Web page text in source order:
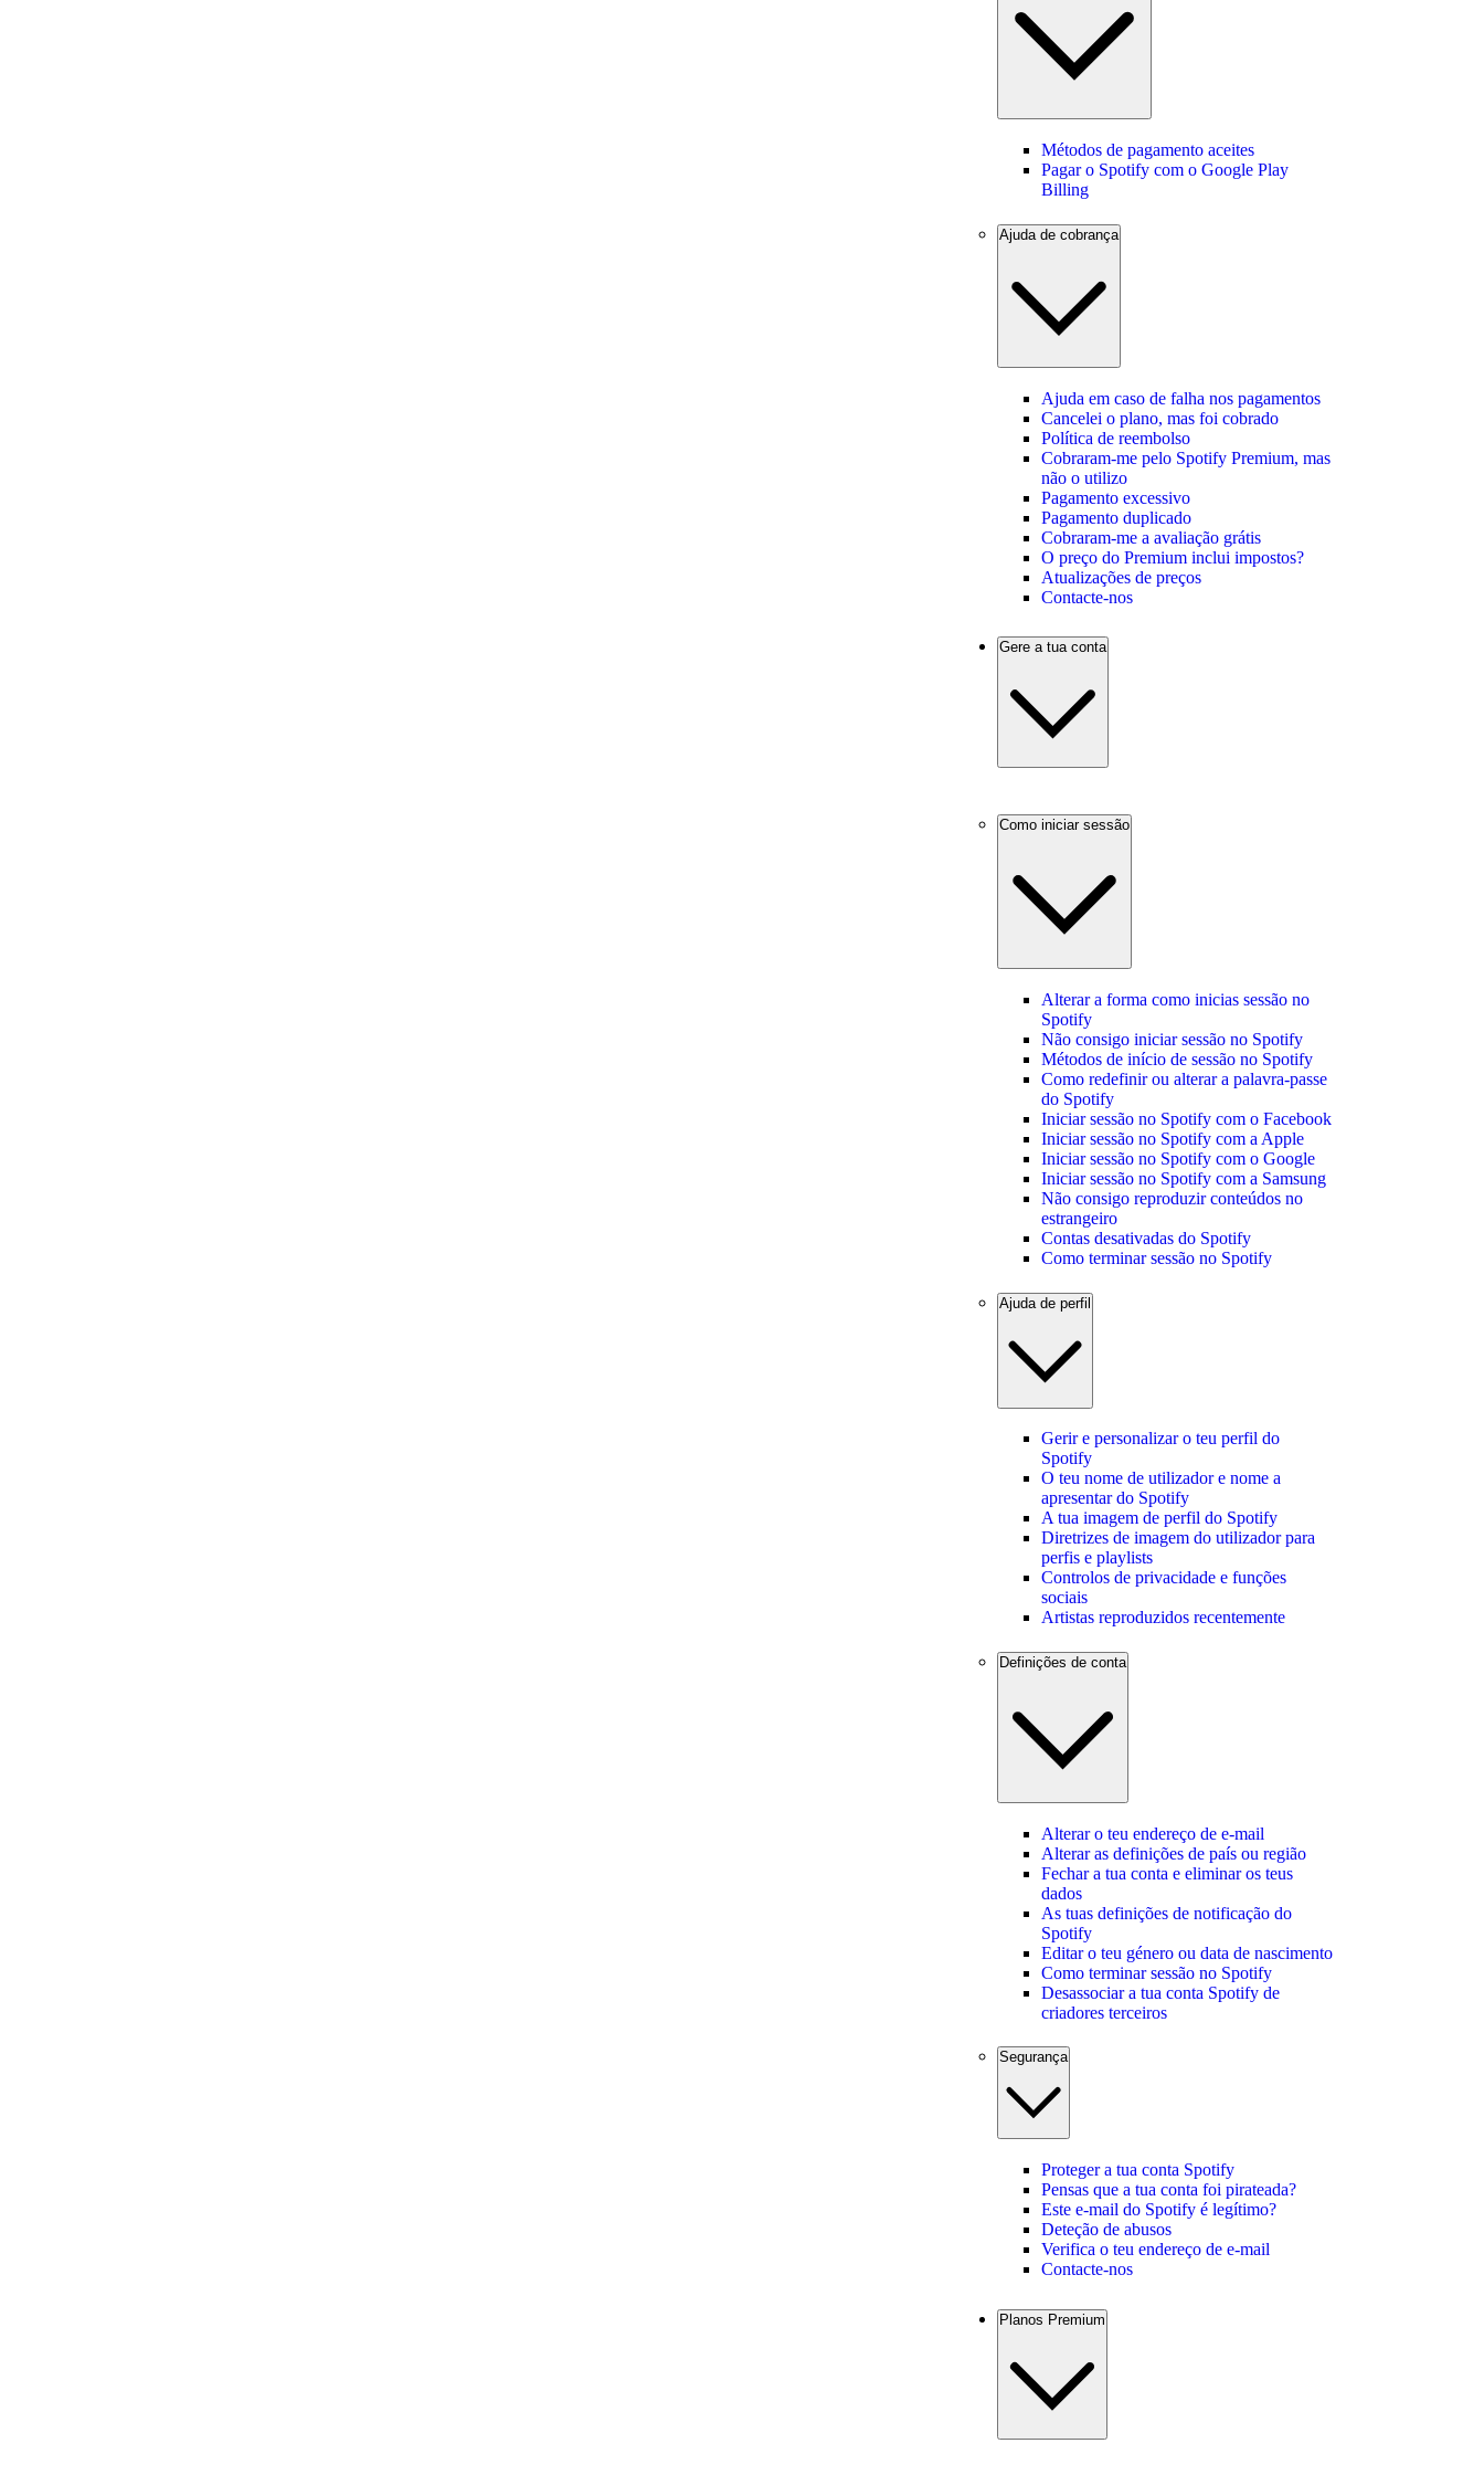
Métodos de pagamento aceites
Pagar o Spotify com o Google Play
Billing
Ajuda de cobrança
Ajuda em caso de falha nos pagamentos
Cancelei o plano, mas foi cobrado
Política de reembolso
Cobraram-me pelo Spotify Premium, mas
não o utilizo
Pagamento excessivo
Pagamento duplicado
Cobraram-me a avaliação grátis
O preço do Premium inclui impostos?
Atualizações de preços
Contacte-nos
Gere a tua conta
Como iniciar sessão
Alterar a forma como inicias sessão no
Spotify
Não consigo iniciar sessão no Spotify
Métodos de início de sessão no Spotify
Como redefinir ou alterar a palavra-passe
do Spotify
Iniciar sessão no Spotify com o Facebook
Iniciar sessão no Spotify com a Apple
Iniciar sessão no Spotify com o Google
Iniciar sessão no Spotify com a Samsung
Não consigo reproduzir conteúdos no
estrangeiro
Contas desativadas do Spotify
Como terminar sessão no Spotify
Ajuda de perfil
Gerir e personalizar o teu perfil do
Spotify
O teu nome de utilizador e nome a
apresentar do Spotify
A tua imagem de perfil do Spotify
Diretrizes de imagem do utilizador para
perfis e playlists
Controlos de privacidade e funções
sociais
Artistas reproduzidos recentemente
Definições de conta
Alterar o teu endereço de e-mail
Alterar as definições de país ou região
Fechar a tua conta e eliminar os teus
dados
As tuas definições de notificação do
Spotify
Editar o teu género ou data de nascimento
Como terminar sessão no Spotify
Desassociar a tua conta Spotify de
criadores terceiros
Segurança
Proteger a tua conta Spotify
Pensas que a tua conta foi pirateada?
Este e-mail do Spotify é legítimo?
Deteção de abusos
Verifica o teu endereço de e-mail
Contacte-nos
Planos Premium